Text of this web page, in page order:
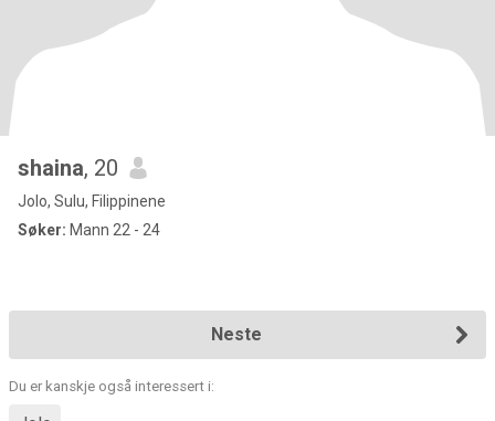
shaina, 20
Jolo, Sulu, Filippinene
Søker: Mann 22 - 24
Neste
Du er kanskje også interessert i: